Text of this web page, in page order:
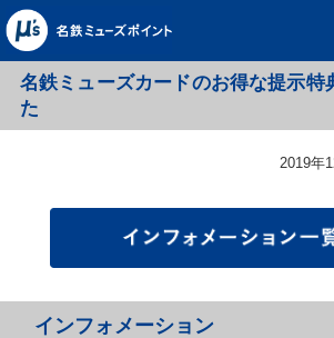
名鉄ミューズカードのお得な提示特
た
2019年
インフォメーション